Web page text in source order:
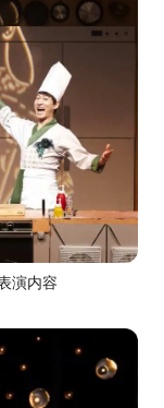
演内容